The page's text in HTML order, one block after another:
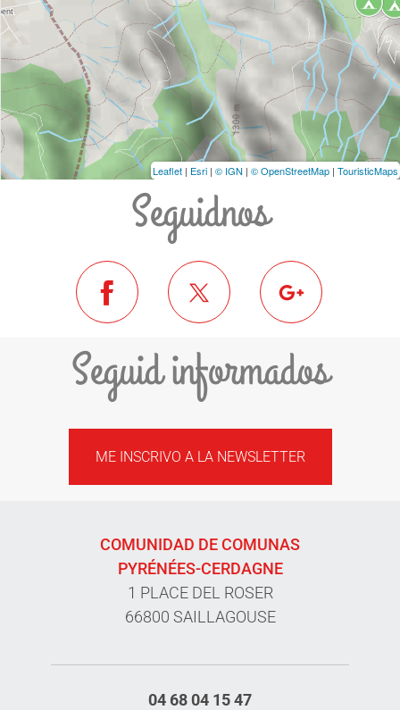
Leaflet | Esri | © IGN | © OpenStreetMap | TouristicMaps
Seguidnos
Seguid informados
ME INSCRIVO A LA NEWSLETTER
COMUNIDAD DE COMUNAS
PYRÉNÉES-CERDAGNE
1 PLACE DEL ROSER
66800 SAILLAGOUSE
04 68 04 15 47